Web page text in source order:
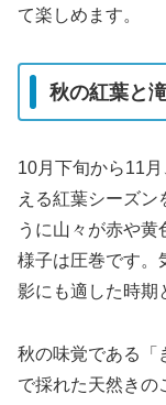
て楽しめます。
秋の紅葉と
10月下旬から11
える紅葉シーズン
うに山々が赤や
様子は圧巻です。
影にも適した時期
秋の味覚である「
で採れた天然きの